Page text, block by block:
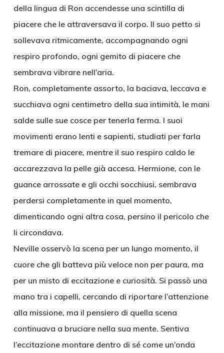
della lingua di Ron accendesse una scintilla di
piacere che le attraversava il corpo. Il suo petto si
sollevava ritmicamente, accompagnando ogni
respiro profondo, ogni gemito di piacere che
sembrava vibrare nell’aria.
Ron, completamente assorto, la baciava, leccava e
succhiava ogni centimetro della sua intimità, le mani
salde sulle sue cosce per tenerla ferma. I suoi
movimenti erano lenti e sapienti, studiati per farla
tremare di piacere, mentre il suo respiro caldo le
accarezzava la pelle già accesa. Hermione, con le
guance arrossate e gli occhi socchiusi, sembrava
perdersi completamente in quel momento,
dimenticando ogni altra cosa, persino il pericolo che
li circondava.
Neville osservò la scena per un lungo momento, il
cuore che gli batteva più veloce non per paura, ma
per un misto di eccitazione e curiosità. Si passò una
mano tra i capelli, cercando di riportare l’attenzione
alla missione, ma il pensiero di quella scena
continuava a bruciare nella sua mente. Sentiva
l’eccitazione montare dentro di sé come un’onda